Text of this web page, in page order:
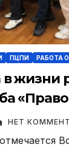
ПЦПИ РАБОТА
жизни
НЕТ